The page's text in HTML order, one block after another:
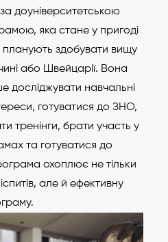
доуніверситетською
яка стане у пригоді
здобувати вищу
або Швейцарії. Вона
досліджувати навчальні
готуватися до ЗНО,
тренінги, брати участь у
та готуватися до
охоплює не тільки
але й ефективну